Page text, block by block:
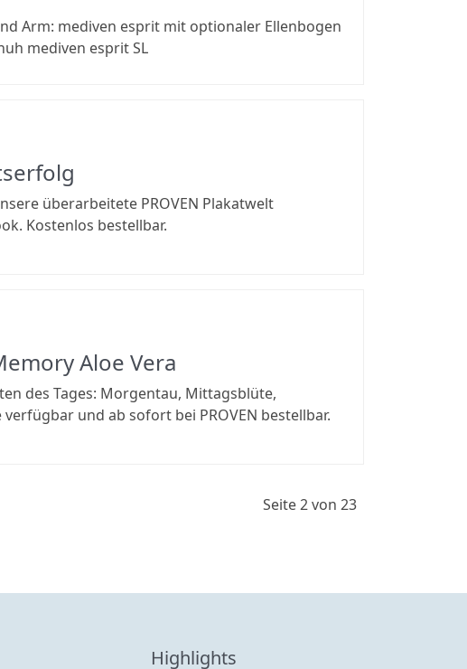
Arm: mediven esprit mit optionaler Ellenbogen
mediven esprit SL
überarbeitete PROVEN Plakatwelt
Kostenlos bestellbar.
Aloe Vera
des Tages: Morgentau, Mittagsblüte,
und ab sofort bei PROVEN bestellbar.
Seite 2 von 23
Highlights